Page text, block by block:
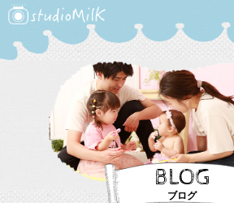
BLOG
ブログ